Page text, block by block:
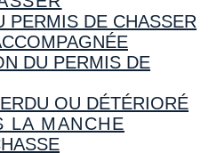
PERMIS DE CHASSER
DU PERMIS DE
OU DÉTÉRIORÉ
LA MANCHE